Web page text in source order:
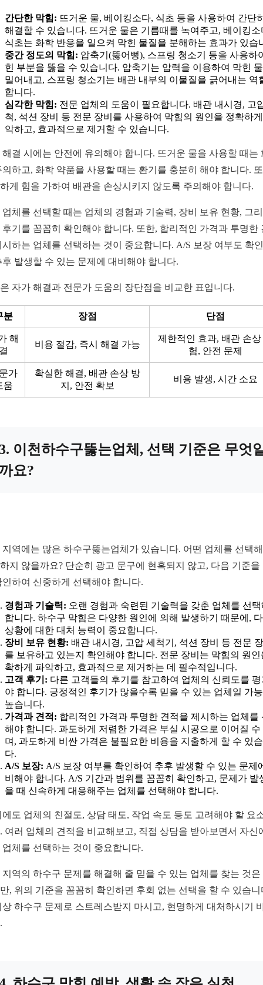
간단한 막힘: 뜨거운 물, 베이킹소다, 식초 등을 사용하여 간단
해결할 수 있습니다. 뜨거운 물은 기름때를 녹여주고, 베이킹소
식초는 화학 반응을 일으켜 막힌 물질을 분해하는 효과가 있습
중간 정도의 막힘: 압축기(뚫어뻥), 스프링 청소기 등을 사용하
힌 부분을 뚫을 수 있습니다. 압축기는 압력을 이용하여 막힌
밀어내고, 스프링 청소기는 배관 내부의 이물질을 긁어내는 역
합니다.
심각한 막힘: 전문 업체의 도움이 필요합니다. 배관 내시경, 고
척, 석션 장비 등 전문 장비를 사용하여 막힘의 원인을 정확하
악하고, 효과적으로 제거할 수 있습니다.
해결 시에는 안전에 유의해야 합니다. 뜨거운 물을 사용할 때는
의하고, 화학 약품을 사용할 때는 환기를 충분히 해야 합니다.
게 힘을 가하여 배관을 손상시키지 않도록 주의해야 합니다.
업체를 선택할 때는 업체의 경험과 기술력, 장비 보유 현황, 그
후기를 꼼꼼히 확인해야 합니다. 또한, 합리적인 가격과 투명한
시하는 업체를 선택하는 것이 중요합니다. A/S 보장 여부도 확
후 발생할 수 있는 문제에 대비해야 합니다.
자가 해결과 전문가 도움의 장단점을 비교한 표입니다.
분 장점 단점
해
비용 절감, 즉시 해결 가능
제한적인 효과, 배관 손상
험, 안전 문제
가
움
확실한 해결, 배관 손상 방
지, 안전 확보
비용 발생, 시간 소요
이천하수구뚫는업체, 선택 기준은 무엇
요?
지역에는 많은 하수구뚫는업체가 있습니다. 어떤 업체를 선택
지 않을까요? 단순히 광고 문구에 현혹되지 않고, 다음 기준을
인하여 신중하게 선택해야 합니다.
경험과 기술력: 오랜 경험과 숙련된 기술력을 갖춘 업체를 선
합니다. 하수구 막힘은 다양한 원인에 의해 발생하기 때문에,
상황에 대한 대처 능력이 중요합니다.
장비 보유 현황: 배관 내시경, 고압 세척기, 석션 장비 등 전문
를 보유하고 있는지 확인해야 합니다. 전문 장비는 막힘의 원인
확하게 파악하고, 효과적으로 제거하는 데 필수적입니다.
고객 후기: 다른 고객들의 후기를 참고하여 업체의 신뢰도를
야 합니다. 긍정적인 후기가 많을수록 믿을 수 있는 업체일 가
높습니다.
가격과 견적: 합리적인 가격과 투명한 견적을 제시하는 업체를
해야 합니다. 과도하게 저렴한 가격은 부실 시공으로 이어질 수
며, 과도하게 비싼 가격은 불필요한 비용을 지출하게 할 수 있
다.
A/S 보장: A/S 보장 여부를 확인하여 추후 발생할 수 있는 문제
비해야 합니다. A/S 기간과 범위를 꼼꼼히 확인하고, 문제가 발
을 때 신속하게 대응해주는 업체를 선택해야 합니다.
에도 업체의 친절도, 상담 태도, 작업 속도 등도 고려해야 할 요
여러 업체의 견적을 비교해보고, 직접 상담을 받아보면서 자신
업체를 선택하는 것이 중요합니다.
지역의 하수구 문제를 해결해 줄 믿을 수 있는 업체를 찾는 것은
, 위의 기준을 꼼꼼히 확인하면 후회 없는 선택을 할 수 있습니
상 하수구 문제로 스트레스받지 마시고, 현명하게 대처하시기